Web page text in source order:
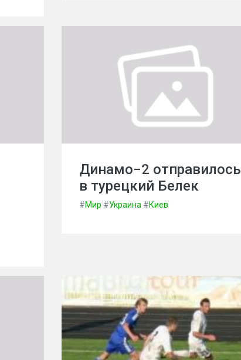
Динамо−2 отправилось
в турецкий Белек
#Мир #Украина #Киев